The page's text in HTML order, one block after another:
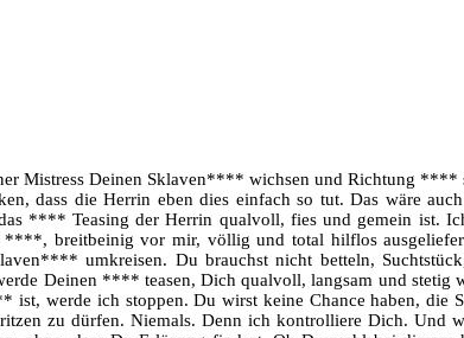
Mistress Deinen Sklaven**** wichsen und Richtung ****
dass die Herrin eben dies einfach so tut. Das wäre
**** Teasing der Herrin qualvoll, fies und gemein ist.
breitbeinig vor mir, völlig und total hilflos
umkreisen. Du brauchst nicht betteln,
Deinen **** teasen, Dich qualvoll, langsam und stetig
werde ich stoppen. Du wirst keine Chance haben, die
zu dürfen. Niemals. Denn ich kontrolliere Dich. Und